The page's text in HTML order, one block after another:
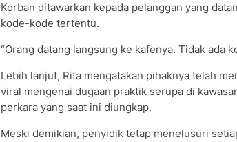
Korban ditawarkan kepada pelanggan yang
kode-kode tertentu.
“Orang datang langsung ke kafenya. Tidak ada
Lebih lanjut, Rita mengatakan pihaknya telah
viral mengenai dugaan praktik serupa di
perkara yang saat ini diungkap.
Meski demikian, penyidik tetap menelusuri